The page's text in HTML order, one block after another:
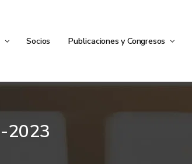
Socios Publicaciones y Congresos
2023